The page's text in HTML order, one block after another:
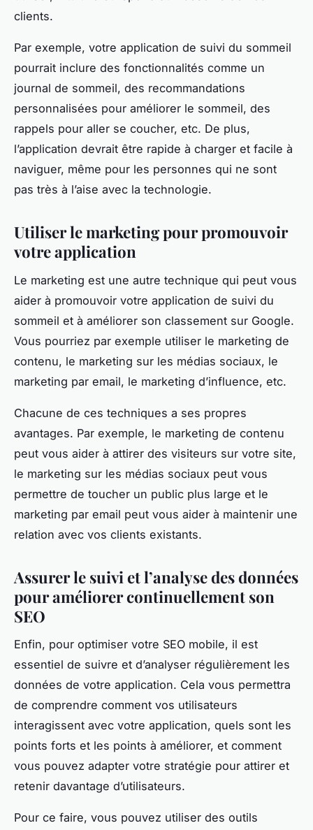
clients.
Par exemple, votre application de suivi du sommeil
pourrait inclure des fonctionnalités comme un
journal de sommeil, des recommandations
personnalisées pour améliorer le sommeil, des
rappels pour aller se coucher, etc. De plus,
l’application devrait être rapide à charger et facile à
naviguer, même pour les personnes qui ne sont
pas très à l’aise avec la technologie.
Utiliser le marketing pour promouvoir
votre application
Le marketing est une autre technique qui peut vous
aider à promouvoir votre application de suivi du
sommeil et à améliorer son classement sur Google.
Vous pourriez par exemple utiliser le marketing de
contenu, le marketing sur les médias sociaux, le
marketing par email, le marketing d’influence, etc.
Chacune de ces techniques a ses propres
avantages. Par exemple, le marketing de contenu
peut vous aider à attirer des visiteurs sur votre site,
le marketing sur les médias sociaux peut vous
permettre de toucher un public plus large et le
marketing par email peut vous aider à maintenir une
relation avec vos clients existants.
Assurer le suivi et l’analyse des données
pour améliorer continuellement son
SEO
Enfin, pour optimiser votre SEO mobile, il est
essentiel de suivre et d’analyser régulièrement les
données de votre application. Cela vous permettra
de comprendre comment vos utilisateurs
interagissent avec votre application, quels sont les
points forts et les points à améliorer, et comment
vous pouvez adapter votre stratégie pour attirer et
retenir davantage d’utilisateurs.
Pour ce faire, vous pouvez utiliser des outils